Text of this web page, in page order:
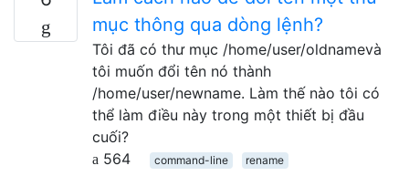
mục thông qua dòng lệnh?
Tôi đã có thư mục /home/user/oldnamevà
tôi muốn đổi tên nó thành
/home/user/newname. Làm thế nào tôi có
thể làm điều này trong một thiết bị đầu
cuối?
564
command-line rename